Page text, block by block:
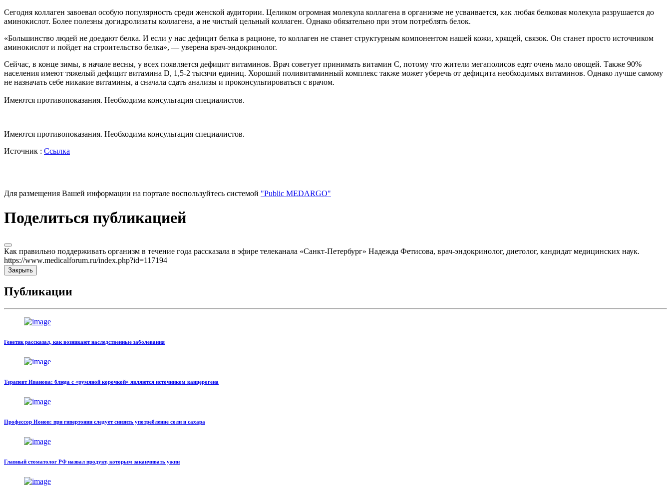
Сегодня коллаген завоевал особую популярность среди женской аудитории. Целиком огромная молекула коллагена в организме не усваивается, как любая белковая молекула разрушается до
аминокислот. Более полезны догидролизаты коллагена, а не чистый цельный коллаген. Однако обязательно при этом потреблять белок.
«Большинство людей не доедают белка. И если у нас дефицит белка в рационе, то коллаген не станет структурным компонентом нашей кожи, хрящей, связок. Он станет просто источником
аминокислот и пойдет на строительство белка», — уверена врач-эндокринолог.
Сейчас, в конце зимы, в начале весны, у всех появляется дефицит витаминов. Врач советует принимать витамин С, потому что жители мегаполисов едят очень мало овощей. Также 90%
населения имеют тяжелый дефицит витамина D, 1,5-2 тысячи единиц. Хороший поливитаминный комплекс также может уберечь от дефицита необходимых витаминов. Однако лучше самому
не назначать себе никакие витамины, а сначала сдать анализы и проконсультироваться с врачом.
Имеются противопоказания. Необходима консультация специалистов.
Имеются противопоказания. Необходима консультация специалистов.
Источник : Ссылка
Для размещения Вашей информации на портале воспользуйтесь системой "Public MEDARGO"
Поделиться публикацией
Как правильно поддерживать организм в течение года рассказала в эфире телеканала «Санкт-Петербург» Надежда Фетисова, врач-эндокринолог, диетолог, кандидат медицинских наук.
https://www.medicalforum.ru/index.php?id=117194
Закрыть
Публикации
Генетик рассказал, как возникают наследственные заболевания
Терапевт Иванова: блюда с «румяной корочкой» являются источником канцерогена
Профессор Ионов: при гипертонии следует снизить употребление соли и сахара
Главный стоматолог РФ назвал продукт, которым заканчивать ужин